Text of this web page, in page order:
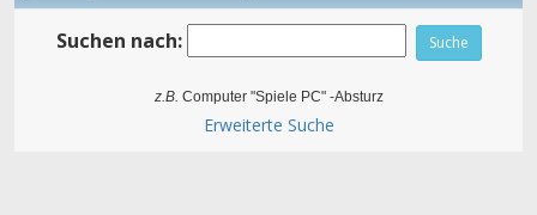
Suchen nach:
z.B. Computer "Spiele PC" -Absturz
Erweiterte Suche